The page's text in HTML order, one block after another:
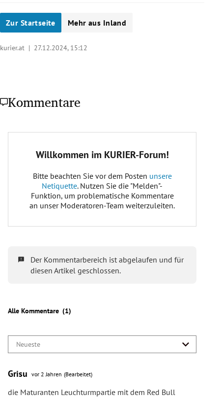
Zur Startseite Mehr aus Inland
kurier.at | 27.12.2024, 15:12
Kommentare